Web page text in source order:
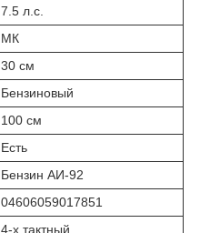
7.5 л.с.
МК
30 см
Бензиновый
100 см
Есть
Бензин АИ-92
04606059017851
4-х тактный,